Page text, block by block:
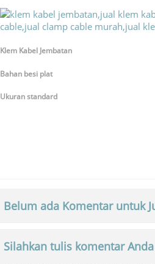
Klem Kabel Jembatan
Bahan besi plat
Ukuran standard
Belum ada Komentar untuk
Silahkan tulis komentar Anda